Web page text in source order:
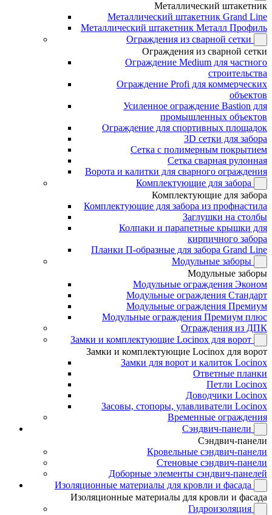
Металлический штакетник
Металлический штакетник Grand Line
Металлический штакетник Металл Профиль
Ограждения из сварной сетки
Ограждения из сварной сетки
Ограждение Medium для частного
строительства
Ограждение Profi для коммерческих
объектов
Усиленное ограждение Bastion для
промышленных объектов
Ограждение для спортивных площадок
3D сетки для забора
Сетка с полимерным покрытием
Сетка сварная рулонная
Ворота и калитки для сварного ограждения
Комплектующие для забора
Комплектующие для забора
Комплектующие для забора из профнастила
Заглушки на столбы
Колпаки и парапетные крышки для
кирпичного забора
Планки П-образные для забора Grand Line
Модульные заборы
Модульные заборы
Модульные ограждения Эконом
Модульные ограждения Стандарт
Модульные ограждения Премиум
Модульные ограждения Премиум плюс
Ограждения из ДПК
Замки и комплектующие Locinox для ворот
Замки и комплектующие Locinox для ворот
Замки для ворот и калиток Locinox
Ответные планки
Петли Locinox
Доводчики Locinox
Засовы, стопоры, улавливатели Locinox
Временные ограждения
Сэндвич-панели
Сэндвич-панели
Кровельные сэндвич-панели
Стеновые сэндвич-панели
Доборные элементы сэндвич-панелей
Изоляционные материалы для кровли и фасада
Изоляционные материалы для кровли и фасада
Гидроизоляция